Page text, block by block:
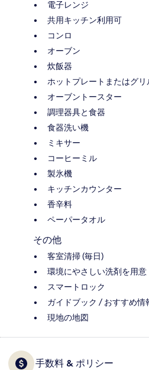
電子レンジ
共用キッチン利用可
コンロ
オーブン
炊飯器
ホットプレートまたはグリ
オーブントースター
調理器具と食器
食器洗い機
ミキサー
コーヒーミル
製氷機
キッチンカウンター
香辛料
ペーパータオル
その他
客室清掃 (毎日)
環境にやさしい洗剤を用意
スマートロック
ガイドブック / おすすめ情
現地の地図
手数料 & ポリシー